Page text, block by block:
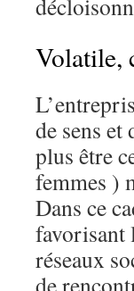
Volatile,
de sens
plus être
femmes )
Dans ce
favorisant
réseaux
de